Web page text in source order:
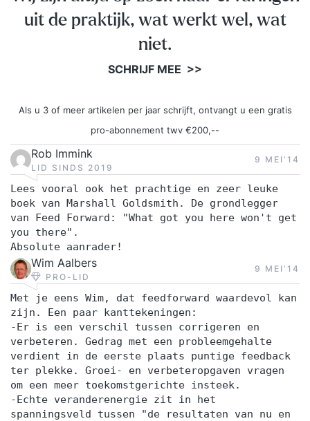
behoeften. Daarom brengen we samen jouw
situatie in kaart. Dat kan telefonisch en duurt
alles aan ons vragen om zo te beslissen of we bij
het intakegesprek krijg je binnen enkele dagen
jouw persoonlijke brochure. Daarin kan je het
inhoudelijk programma vinden samen met
informatie over ons, onze werkwijze en
referenties. TrainingKorte sessies die praktisch
ingesteld zijn. Bij jou op locatie of bij ons, wat jij
het prettigst vindt. Van het drielandenpunt tot
Terschelling. SupportNa de training blijft
Supertrainer voor je klaarstaan. Je krijgt een
hand-out en persoonlijk actieplan. Daarnaast mag
je gebruik blijven maken van ons, we
beantwoorden elke vraag voor je en je mag ons
altijd bellen. Ook bellen wij jou zo nu en dan eens
op om te vragen hoe het gaat. We willen namelijk
dat je blijvend tevreden bent met de training.
Vragen aan Supertrainer?Heb je een vraag die
nog niet is beantwoord? Vraag dan de gratis
uit de praktijk, wat werkt wel, wat
niet.
SCHRIJF MEE >>
Als u 3 of meer artikelen per jaar schrijft, ontvangt u een gratis
pro-abonnement twv €200,--
Rob Immink
LID SINDS 2019
9 MEI‘14
Lees vooral ook het prachtige en zeer leuke
boek van Marshall Goldsmith. De grondlegger
van Feed Forward: "What got you here won't get
you there".
Absolute aanrader!
Wim Aalbers
PRO-LID
9 MEI‘14
Met je eens Wim, dat feedforward waardevol kan
zijn. Een paar kanttekeningen:
-Er is een verschil tussen corrigeren en
verbeteren. Gedrag met een probleemgehalte
verdient in de eerste plaats puntige feedback
ter plekke. Groei- en verbeteropgaven vragen
om een meer toekomstgerichte insteek.
-Echte veranderenergie zit in het
spanningsveld tussen "de resultaten van nu en